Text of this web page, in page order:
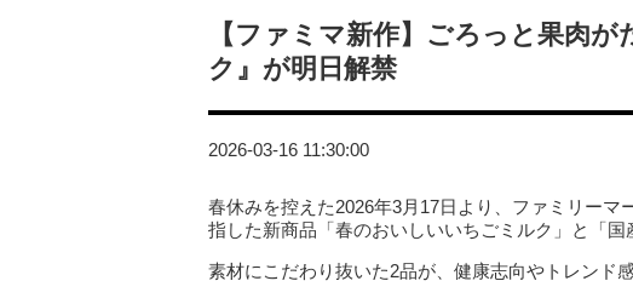
【ファミマ新作】ごろっと果肉
ク』が明日解禁
2026-03-16 11:30:00
春休みを控えた2026年3月17日より、ファミリーマ
指した新商品「春のおいしいいちごミルク」と「国
素材にこだわり抜いた2品が、健康志向やトレンド